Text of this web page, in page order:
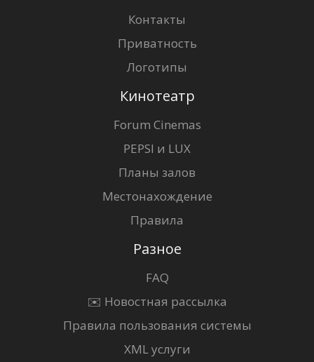
Контакты
Приватность
Логотипы
Кинотеатр
Forum Cinemas
PEPSI и LUX
Планы залов
Местонахождение
Правила
Разное
FAQ
✉️ Новостная рассылка
Правила пользования системы
XML услуги